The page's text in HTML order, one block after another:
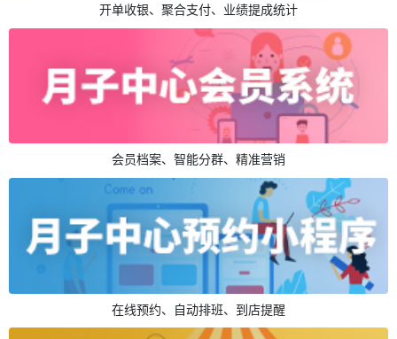
开单收银、聚合支付、业绩提成统计
会员档案、智能分群、精准营销
在线预约、自动排班、到店提醒